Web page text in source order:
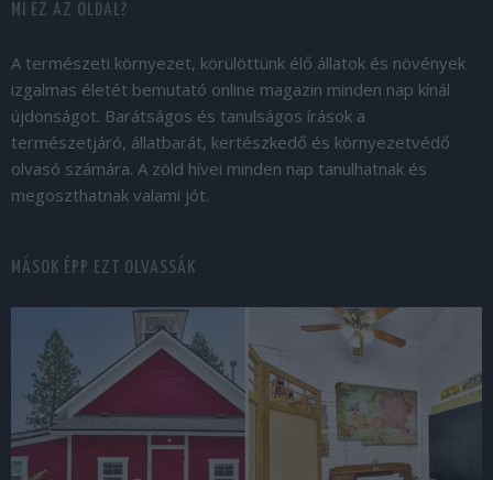
MI EZ AZ OLDAL?
A természeti környezet, körülöttünk élő állatok és növények
izgalmas életét bemutató online magazin minden nap kínál
újdonságot. Barátságos és tanulságos írások a
természetjáró, állatbarát, kertészkedő és környezetvédő
olvasó számára. A zöld hívei minden nap tanulhatnak és
megoszthatnak valami jót.
MÁSOK ÉPP EZT OLVASSÁK